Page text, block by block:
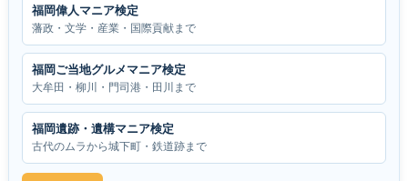
福岡偉人マニア検定
藩政・文学・産業・国際貢献まで
福岡ご当地グルメマニア検定
大牟田・柳川・門司港・田川まで
福岡遺跡・遺構マニア検定
古代のムラから城下町・鉄道跡まで